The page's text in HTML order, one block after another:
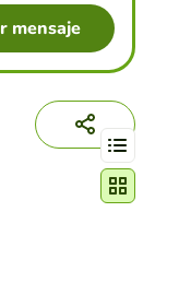
mensaje
Cambiar